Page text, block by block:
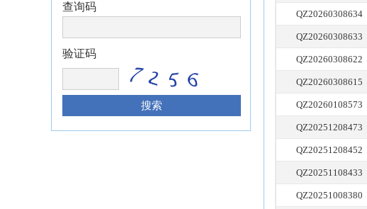
查询码
验证码
QZ20260308634
QZ20260308633
QZ20260308622
QZ20260308615
QZ20260108573
QZ20251208473
QZ20251208452
QZ20251108433
QZ20251008380